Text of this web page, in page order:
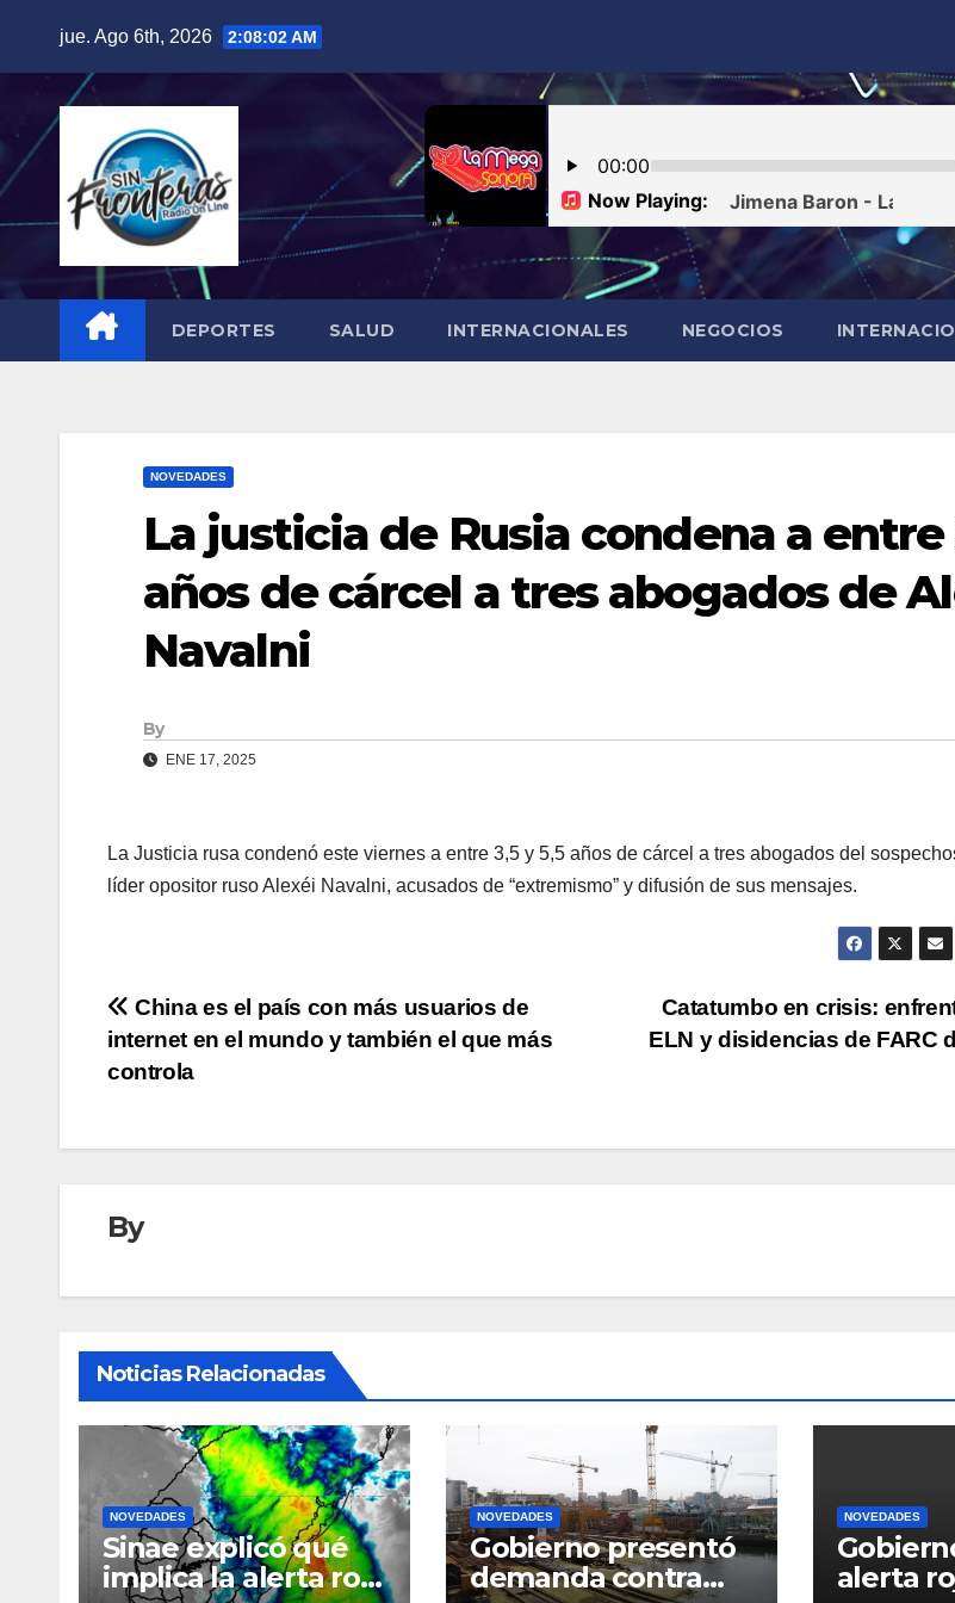
jue. Ago 6th, 2026 2:08:03 AM
DEPORTES SALUD INTERNACIONALES NEGOCIOS
NOVEDADES
La justicia de Rusia condena a entre
años de cárcel a tres abogados de
Navalni
By
ENE 17, 2025
La Justicia rusa condenó este viernes a entre 3,5 y 5,5 años de cárcel a tres abogados del
líder opositor ruso Alexéi Navalni, acusados de “extremismo” y difusión de sus mensajes.
Navegación
de
Catatumbo en crisis:
ELN y disidencias de FARC
China es el país con más usuarios de
internet en el mundo y también el que más
controla
By
Noticias Relacionadas
NOVEDADES
Sinae explicó qué
implica la alerta roja
NOVEDADES
Gobierno presentó
demanda contra
NOVEDADES
alerta